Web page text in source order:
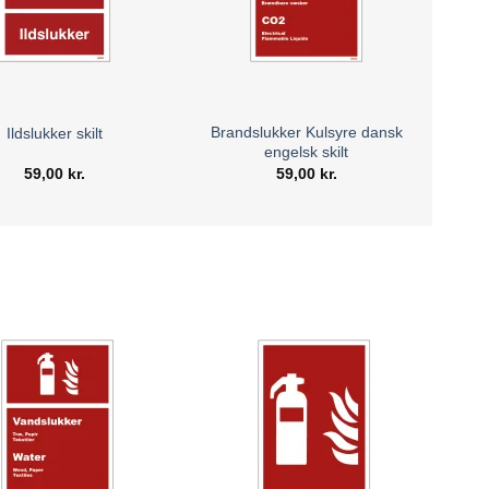
kræver tydelig signalering.
menneskeliv og ejendom. Bestil i dag og sikr, at
Ildslukker skilt
59,00 kr.
Brandslukker Kulsyre dansk
engelsk skilt
59,00 kr.